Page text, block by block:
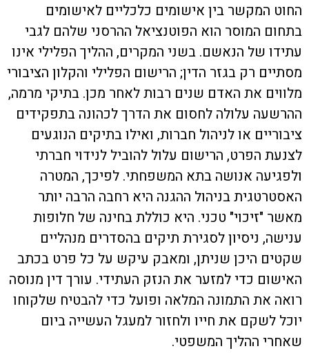
החוט המקשר בין אישומים כלכליים לאישומים
בתחום המוסר הוא הפוטנציאל ההרסני שלהם לגבי
עתידו של הנאשם. בשני המקרים, ההליך הפלילי אינו
מסתיים רק בגזר הדין; הרישום הפלילי והקלון הציבורי
מלווים את האדם שנים רבות לאחר מכן. בתיקי מרמה,
ההרשעה עלולה לחסום את הדרך לכהונה בתפקידים
ציבוריים או לניהול חברות, ואילו בתיקים הנוגעים
לצנעת הפרט, הרישום עלול להוביל לנידוי חברתי
ולפגיעה אנושה בתא המשפחתי. לפיכך, המטרה
האסטרטגית בניהול ההגנה היא רחבה הרבה יותר
מאשר "זיכוי" טכני. היא כוללת בחינה של חלופות
ענישה, ניסיון לסגירת תיקים בהסדרים מנהליים
שקטים היכן שניתן, ומאבק עיקש על כל פרט בכתב
האישום כדי למזער את הנזק העתידי. עורך דין מנוסה
רואה את התמונה המלאה ופועל כדי להבטיח שלקוחו
יוכל לשקם את חייו ולחזור למעגל העשייה ביום
שאחרי ההליך המשפטי.